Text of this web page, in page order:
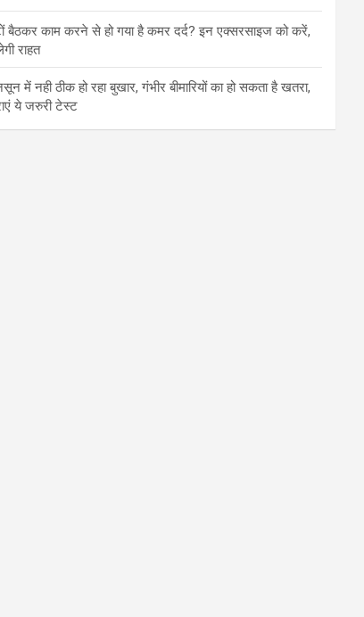
बैठकर काम करने से हो गया है कमर दर्द? इन एक्सरसाइज को करें,
राहत
में नही ठीक हो रहा बुखार, गंभीर बीमारियों का हो सकता है खतरा,
ये जरुरी टेस्ट